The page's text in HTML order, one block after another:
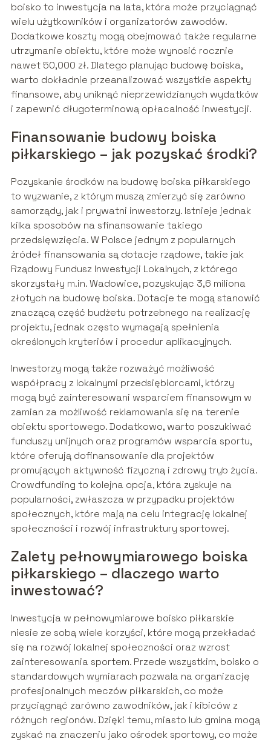
boisko to inwestycja na lata, która może przyciągnąć
wielu użytkowników i organizatorów zawodów.
Dodatkowe koszty mogą obejmować także regularne
utrzymanie obiektu, które może wynosić rocznie
nawet 50,000 zł. Dlatego planując budowę boiska,
warto dokładnie przeanalizować wszystkie aspekty
finansowe, aby uniknąć nieprzewidzianych wydatków
i zapewnić długoterminową opłacalność inwestycji.
Finansowanie budowy boiska
piłkarskiego – jak pozyskać środki?
Pozyskanie środków na budowę boiska piłkarskiego
to wyzwanie, z którym muszą zmierzyć się zarówno
samorządy, jak i prywatni inwestorzy. Istnieje jednak
kilka sposobów na sfinansowanie takiego
przedsięwzięcia. W Polsce jednym z popularnych
źródeł finansowania są dotacje rządowe, takie jak
Rządowy Fundusz Inwestycji Lokalnych, z którego
skorzystały m.in. Wadowice, pozyskując 3,6 miliona
złotych na budowę boiska. Dotacje te mogą stanowić
znaczącą część budżetu potrzebnego na realizację
projektu, jednak często wymagają spełnienia
określonych kryteriów i procedur aplikacyjnych.
Inwestorzy mogą także rozważyć możliwość
współpracy z lokalnymi przedsiębiorcami, którzy
mogą być zainteresowani wsparciem finansowym w
zamian za możliwość reklamowania się na terenie
obiektu sportowego. Dodatkowo, warto poszukiwać
funduszy unijnych oraz programów wsparcia sportu,
które oferują dofinansowanie dla projektów
promujących aktywność fizyczną i zdrowy tryb życia.
Crowdfunding to kolejna opcja, która zyskuje na
popularności, zwłaszcza w przypadku projektów
społecznych, które mają na celu integrację lokalnej
społeczności i rozwój infrastruktury sportowej.
Zalety pełnowymiarowego boiska
piłkarskiego – dlaczego warto
inwestować?
Inwestycja w pełnowymiarowe boisko piłkarskie
niesie ze sobą wiele korzyści, które mogą przekładać
się na rozwój lokalnej społeczności oraz wzrost
zainteresowania sportem. Przede wszystkim, boisko o
standardowych wymiarach pozwala na organizację
profesjonalnych meczów piłkarskich, co może
przyciągnąć zarówno zawodników, jak i kibiców z
różnych regionów. Dzięki temu, miasto lub gmina mogą
zyskać na znaczeniu jako ośrodek sportowy, co może